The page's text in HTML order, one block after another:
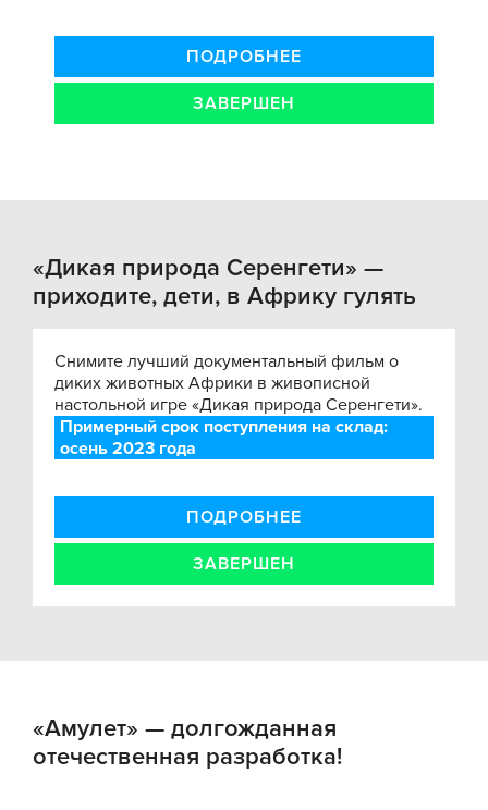
ПОДРОБНЕЕ
ЗАВЕРШЕН
«Дикая природа Серенгети» —
приходите, дети, в Африку гулять
Снимите лучший документальный фильм о
диких животных Африки в живописной
настольной игре «Дикая природа Серенгети».
Примерный срок поступления на склад:
осень 2023 года
ПОДРОБНЕЕ
ЗАВЕРШЕН
«Амулет» — долгожданная
отечественная разработка!